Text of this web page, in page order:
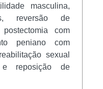
masculina,
reversão de
postectomia com
peniano com
sexual
e reposição de